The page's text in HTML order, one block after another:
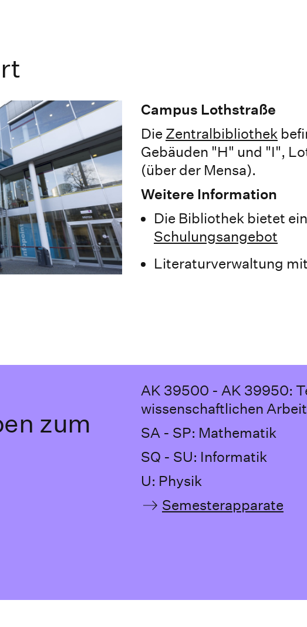
Campus Lothstraße
Die Zentralbibliothek
Gebäuden "H" und "I",
(über der Mensa).
Weitere Information
Die Bibliothek bietet
Schulungsangebot
Literaturverwaltung mit
zum
AK 39500 - AK 39950:
wissenschaftlichen Arbeit
SA - SP: Mathematik
SQ - SU: Informatik
U: Physik
Semesterapparate